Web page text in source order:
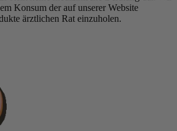
Konsum der auf unserer Website
ärztlichen Rat einzuholen.